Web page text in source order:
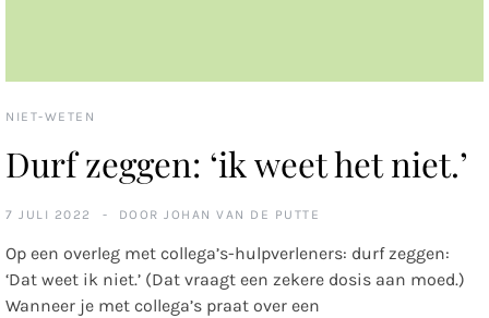
NIET-WETEN
Durf zeggen: ‘ik weet het niet.’
7 JULI 2022 DOOR JOHAN VAN DE PUTTE
Op een overleg met collega’s-hulpverleners: durf zeggen:
‘Dat weet ik niet.’ (Dat vraagt een zekere dosis aan moed.)
Wanneer je met collega’s praat over een